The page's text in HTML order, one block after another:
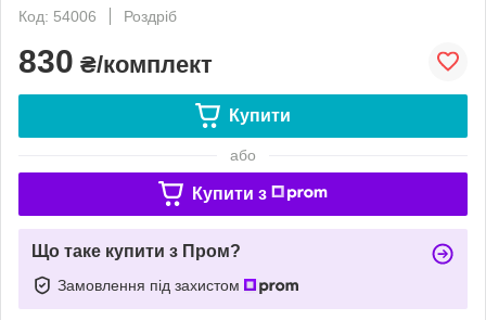
Код: 54006
Роздріб
830 ₴/комплект
Купити
або
Купити з
Що таке купити з Пром?
Замовлення під захистом